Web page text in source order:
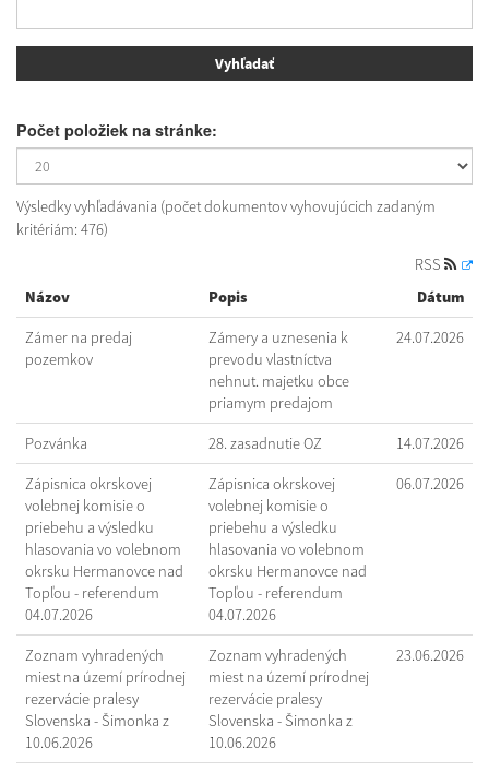
Počet položiek na stránke:
Výsledky vyhľadávania (počet dokumentov vyhovujúcich zadaným
kritériám: 476)
RSS
Názov
Popis Dátum
Zámer na predaj
pozemkov
Zámery a uznesenia k
prevodu vlastníctva
nehnut. majetku obce
priamym predajom
24.07.2026
Pozvánka 28. zasadnutie OZ 14.07.2026
Zápisnica okrskovej
volebnej komisie o
priebehu a výsledku
hlasovania vo volebnom
okrsku Hermanovce nad
Topľou - referendum
04.07.2026
Zápisnica okrskovej
volebnej komisie o
priebehu a výsledku
hlasovania vo volebnom
okrsku Hermanovce nad
Topľou - referendum
04.07.2026
06.07.2026
Zoznam vyhradených
miest na území prírodnej
rezervácie pralesy
Slovenska - Šimonka z
10.06.2026
Zoznam vyhradených
miest na území prírodnej
rezervácie pralesy
Slovenska - Šimonka z
10.06.2026
23.06.2026